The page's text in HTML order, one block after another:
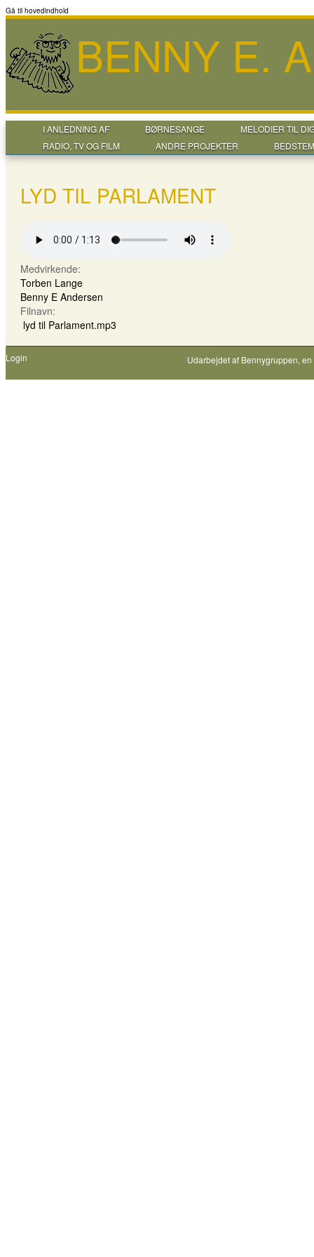
Gå til hovedindhold
BENNY E.
I ANLEDNING AF BØRNESANGE
MELODIER TIL
RADIO, TV OG FILM
ANDRE PROJEKTER
LYD TIL PARLAMENT
Medvirkende:
Torben Lange
Benny E Andersen
Filnavn:
lyd til Parlament.mp3
Login Udarbejdet af Bennygruppen,